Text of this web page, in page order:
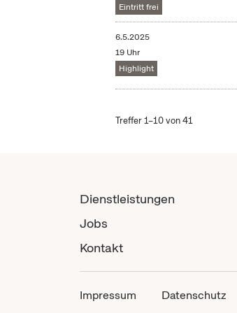
Eintritt frei
6.5.2025
19 Uhr
Highlight
Treffer 1–10 von 41
Dienstleistungen
Jobs
Kontakt
Impressum Datenschutz